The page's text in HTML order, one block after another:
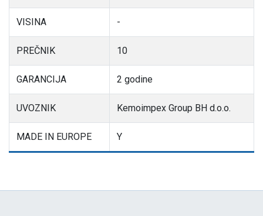
VISINA -
PREČNIK 10
GARANCIJA 2 godine
UVOZNIK Kemoimpex Group BH d.o.o.
MADE IN EUROPE Y